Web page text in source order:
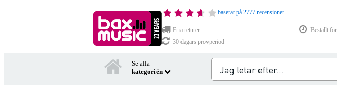
baserat på 2777 recensioner
Fria returer
Beställt
30 dagars provperiod
Se alla
kategoriën